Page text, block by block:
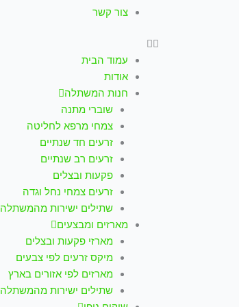
צור קשר
עמוד הבית
אודות
חנות המשתלה
שוברי מתנה
צמחי מרפא לחליטה
זרעים חד שנתיים
זרעים רב שנתיים
פקעות ובצלים
זרעים צמחי נחל וגדה
שתילים ישירות מהמשתלה
מארזים ומבצעים
מארזי פקעות ובצלים
מיקס זרעים לפי צבעים
מארזים לפי אזורים בארץ
שתילים ישירות מהמשתלה